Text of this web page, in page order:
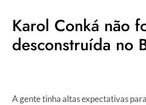
Karol Conká não
desconstruída no
A gente tinha altas expectativas